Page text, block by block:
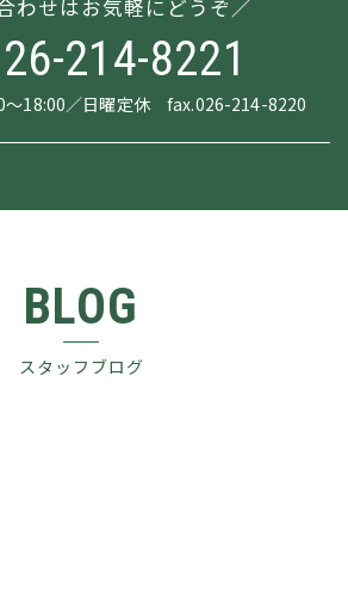
わせはお気軽にどうぞ
214-8221
～18:00／日曜定休 fax.026-214-8220
BLOG
スタッフブログ